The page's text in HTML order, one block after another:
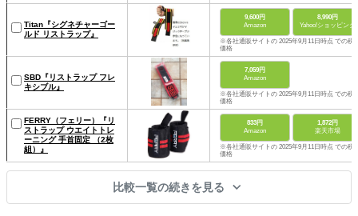
Titan『シグネチャーゴー
ルド リストラップ』
9,600円
Amazon
8,990円
Yahoo!ショッピング
※各社通販サイトの 2025年9月11日時点 での税
価格
SBD『リストラップ フレ
キシブル』
7,059円
Amazon
※各社通販サイトの 2025年9月11日時点 での税
価格
FERRY（フェリー）『リ
ストラップ ウエイトトレ
ーニング 手首固定 （2枚
組）』
833円
Amazon
1,872円
楽天市場
※各社通販サイトの 2025年9月11日時点 での税
価格
比較一覧の続きを見る